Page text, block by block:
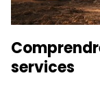
services